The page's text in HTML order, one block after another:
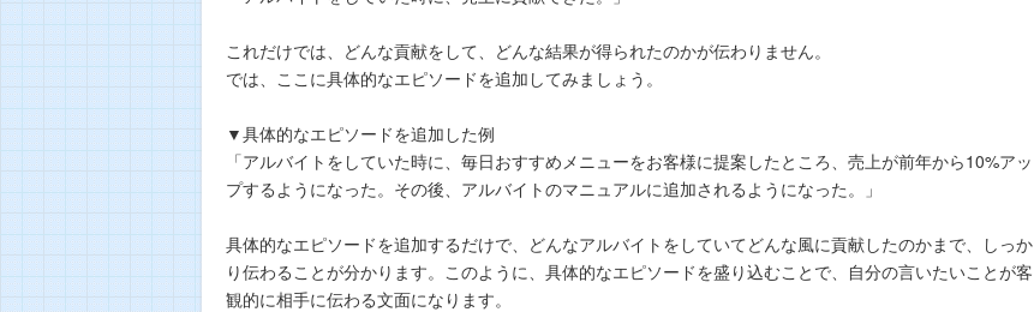
これだけでは、どんな貢献をして、どんな結果が得られたのかが伝わりません。
では、ここに具体的なエピソードを追加してみましょう。
▼具体的なエピソードを追加した例
「アルバイトをしていた時に、毎日おすすめメニューをお客様に提案したところ、売上が前年から10%アッ
プするようになった。その後、アルバイトのマニュアルに追加されるようになった。」
具体的なエピソードを追加するだけで、どんなアルバイトをしていてどんな風に貢献したのかまで、しっか
り伝わることが分かります。このように、具体的なエピソードを盛り込むことで、自分の言いたいことが客
観的に相手に伝わる文面になります。